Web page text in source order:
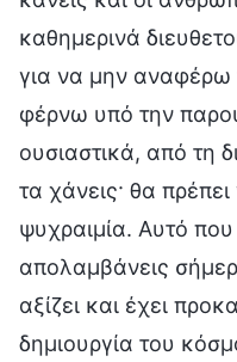
καθημερινά
για να μην αναφέρω
φέρνω υπό την
ουσιαστικά, από τη
τα χάνεις· θα
ψυχραιμία. Αυτό
απολαμβάνεις
αξίζει και έχει
δημιουργία του